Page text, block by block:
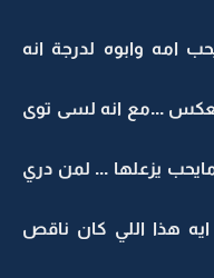
امه وابوه لدرجة انه
...مع انه لسى توى
يزعلها ... لمن دري
هذا اللي كان ناقص